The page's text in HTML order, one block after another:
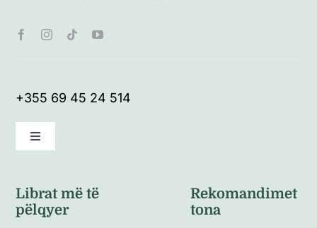
+355 69 45 24 514
Toggle
Politikat e kthimeve
Librat më të
pëlqyer
Rekomandimet
tona